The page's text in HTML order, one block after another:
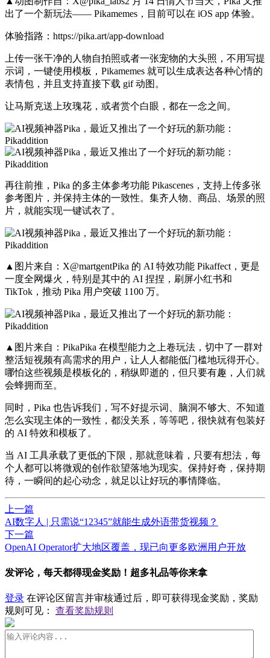
出了一个新玩法—— Pikamemes，目前可以在 iOS app 体验。
体验指路：https://pika.art/app-download
上传一张干净的人物自拍照或者一张宠物的大头照，不用写提
示词，一键使用模板，Pikamemes 就可以生成表达各种心情的
表情包，并且支持直接下载 gif 动图。
让马斯克送上玫瑰花，或者赏个白眼，都在一念之间。
再往前推，Pika 的多主体参考功能 Pikascenes，支持上传多张
参考图片，并保持主体的一致性。集齐人物、商品、场景的照
片，就能实现一键试衣了。
▲图片来自：X@martgentPika 的 AI 特效功能 Pikaffect，更是
一度全网爆火，特别是其中的 AI 捏捏，刷屏小红书和
TikTok，推动 Pika 用户突破 1100 万。
▲图片来自：PikaPika 在模型能力之上卷玩法，切中了一群对
整活短视频有高需求的用户，让人人都能低门槛地玩得开心。
哪怕这些视频是模板化的，稍纵即逝的，但只要有趣，人们就
会蜂拥而至。
同时，Pika 也告诉我们，写不好提示词、脑洞不够大、不知道
怎么实现主体的一致性，都没关系，等等吧，很快就有包装好
的 AI 特效和模板了。
当 AI 工具承载了更低的下限，那就意味着，只要有想法，每
个人都可以将微观的创作欲望落地为现实。保持好奇，保持期
待，一瞬间的起心动念，就足以让好玩的事情降临。
上一篇
AI数字人 | 只需说“12345”就能生成外语带货视频？
下一篇
OpenAI Operator扩大地区覆盖，现已向更多欧洲用户开放
发评论，每天都得现金奖励！超多礼品等你来拿
登录 在评论区留言并审核通过后，即可获得现金奖励，奖励
规则可见： 查看奖励规则